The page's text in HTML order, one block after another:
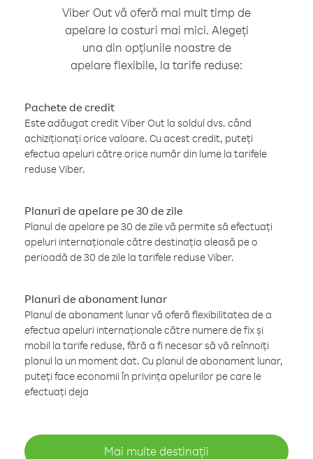
Viber Out vă oferă mai mult timp de
apelare la costuri mai mici. Alegeți
una din opțiunile noastre de
apelare flexibile, la tarife reduse:
Pachete de credit
Este adăugat credit Viber Out la soldul dvs. când
achiziționați orice valoare. Cu acest credit, puteți
efectua apeluri către orice număr din lume la tarifele
reduse Viber.
Planuri de apelare pe 30 de zile
Planul de apelare pe 30 de zile vă permite să efectuați
apeluri internaționale către destinația aleasă pe o
perioadă de 30 de zile la tarifele reduse Viber.
Planuri de abonament lunar
Planul de abonament lunar vă oferă flexibilitatea de a
efectua apeluri internaționale către numere de fix și
mobil la tarife reduse, fără a fi necesar să vă reînnoiți
planul la un moment dat. Cu planul de abonament lunar,
puteți face economii în privința apelurilor pe care le
efectuați deja
Mai multe destinații